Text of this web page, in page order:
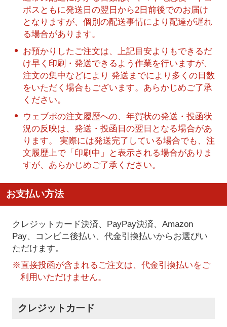
ポスともに発送日の翌日から2日前後でのお届け
となりますが、個別の配送事情により配達が遅れ
る場合があります。
お預かりしたご注文は、上記目安よりもできるだ
け早く印刷・発送できるよう作業を行いますが、
注文の集中などにより 発送までにより多くの日数
をいただく場合もございます。あらかじめご了承
ください。
ウェブポの注文履歴への、年賀状の発送・投函状
況の反映は、発送・投函日の翌日となる場合があ
ります。 実際には発送完了している場合でも、注
文履歴上で「印刷中」と表示される場合がありま
すが、あらかじめご了承ください。
お支払い方法
クレジットカード決済、PayPay決済、Amazon
Pay、コンビニ後払い、代金引換払いからお選びい
ただけます。
※直接投函が含まれるご注文は、代金引換払いをご
利用いただけません。
クレジットカード